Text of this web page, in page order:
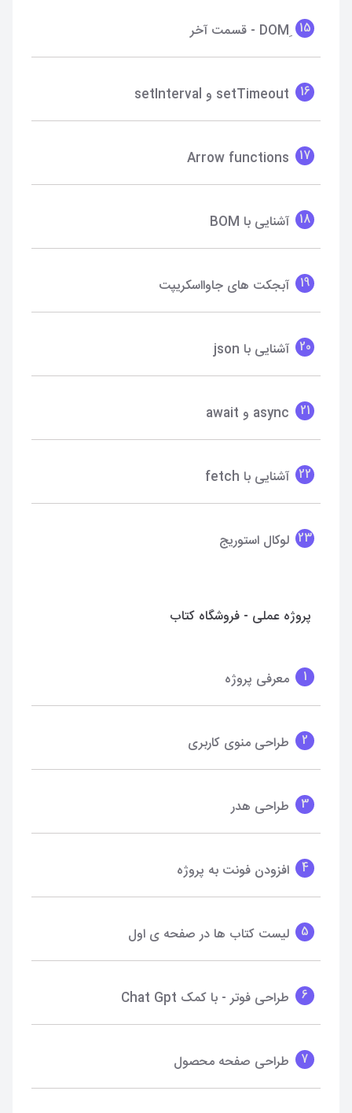
15
16 setTimeout و setInterval
17
Arrow functions
18 آشنایی با BOM
19 آبجکت های جاوااسکریپت
20 آشنایی با json
21 async و await
22 آشنایی با fetch
23 لوکال استوریج
پروژه عملی - فروشگاه کتاب
1 معرفی پروژه
2 طراحی منوی کاربری
3 طراحی هدر
4 افزودن فونت به پروژه
5 لیست کتاب ها در صفحه ی اول
6 طراحی فوتر - با کمک Chat Gpt
7 طراحی صفحه محصول